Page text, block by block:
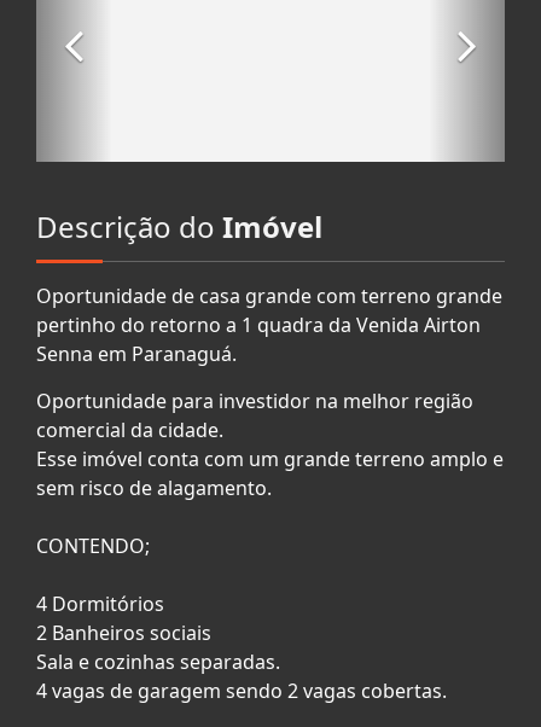
Descrição do Imóvel
Oportunidade de casa grande com terreno grande
pertinho do retorno a 1 quadra da Venida Airton
Senna em Paranaguá.
Oportunidade para investidor na melhor região
comercial da cidade.
Esse imóvel conta com um grande terreno amplo e
sem risco de alagamento.
CONTENDO;
4 Dormitórios
2 Banheiros sociais
Sala e cozinhas separadas.
4 vagas de garagem sendo 2 vagas cobertas.